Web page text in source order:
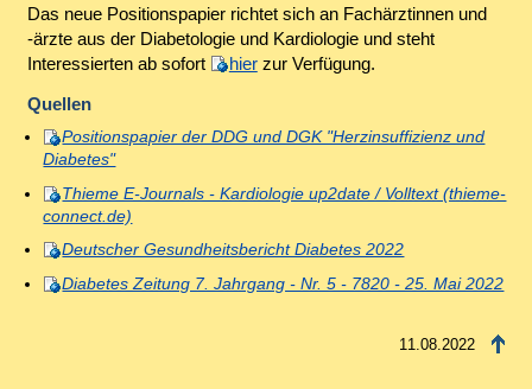
Das neue Positionspapier richtet sich an Fachärztinnen und
-ärzte aus der Diabetologie und Kardiologie und steht
Interessierten ab sofort
hierzur Verfügung.
Quellen
Positionspapier der DDG und DGK "Herzinsuffizienz und
Diabetes"
Thieme E-Journals - Kardiologie up2date / Volltext (thieme-
connect.de)
Deutscher Gesundheitsbericht Diabetes 2022
Diabetes Zeitung 7. Jahrgang - Nr. 5 - 7820 - 25. Mai 2022
11.08.2022